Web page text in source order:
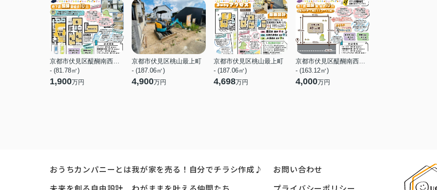
京都市伏見区醍醐南西裏町
- (81.78㎡)
1,900万円
京都市伏見区桃山最上町
- (187.06㎡)
4,900万円
京都市伏見区桃山最上町
- (187.06㎡)
4,698万円
京都市伏見区醍醐南西裏町
- (163.12㎡)
4,000万円
おうちカンパニーとは我が家を売る！自分でチラシ作成♪
お問い合わせ